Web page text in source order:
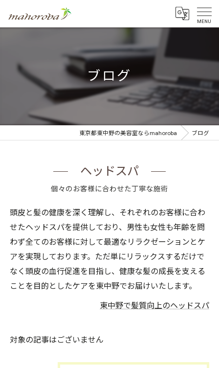
ブログ
東京都東中野の美容室ならmahoroba ブログ
ヘッドスパ
個々のお客様に合わせた丁寧な施術
頭皮と髪の健康を深く理解し、それぞれのお客様に合わ
せたヘッドスパを提供しており、男性も女性も年齢を問
わず全てのお客様に対して最適なリラクゼーションとケ
アを実現しております。ただ単にリラックスするだけで
なく頭皮の血行促進を目指し、健康な髪の成長を支える
ことを目的としたケアを東中野でお届けいたします。
東中野で髪質向上のヘッドスパ
対象の記事はございません